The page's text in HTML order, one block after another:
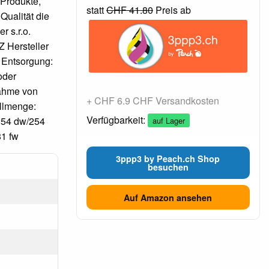
die
s.r.o.
Hersteller
von
dw/254
fw
stattCHF 41.80Preis ab
+ CHF 6.9 CHF Versandkosten
Verfügbarkeit:
auf Lager
3ppp3 by Peach.ch Shop
besuchen
Auf Amazon ansehen